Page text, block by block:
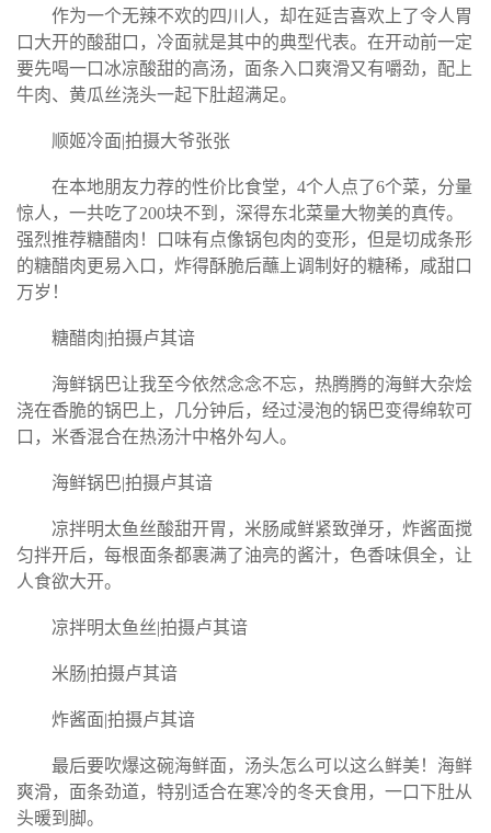
作为一个无辣不欢的四川人，却在延吉喜欢上了令人胃
口大开的酸甜口，冷面就是其中的典型代表。在开动前一定
要先喝一口冰凉酸甜的高汤，面条入口爽滑又有嚼劲，配上
牛肉、黄瓜丝浇头一起下肚超满足。
顺姬冷面|拍摄大爷张张
在本地朋友力荐的性价比食堂，4个人点了6个菜，分量
惊人，一共吃了200块不到，深得东北菜量大物美的真传。
强烈推荐糖醋肉！口味有点像锅包肉的变形，但是切成条形
的糖醋肉更易入口，炸得酥脆后蘸上调制好的糖稀，咸甜口
万岁！
糖醋肉|拍摄卢其谙
海鲜锅巴让我至今依然念念不忘，热腾腾的海鲜大杂烩
浇在香脆的锅巴上，几分钟后，经过浸泡的锅巴变得绵软可
口，米香混合在热汤汁中格外勾人。
海鲜锅巴|拍摄卢其谙
凉拌明太鱼丝酸甜开胃，米肠咸鲜紧致弹牙，炸酱面搅
匀拌开后，每根面条都裹满了油亮的酱汁，色香味俱全，让
人食欲大开。
凉拌明太鱼丝|拍摄卢其谙
米肠|拍摄卢其谙
炸酱面|拍摄卢其谙
最后要吹爆这碗海鲜面，汤头怎么可以这么鲜美！海鲜
爽滑，面条劲道，特别适合在寒冷的冬天食用，一口下肚从
头暖到脚。